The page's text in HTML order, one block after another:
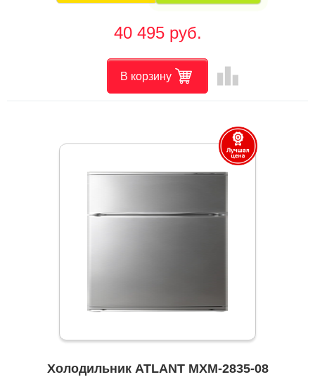
40 495 руб.
В корзину leaderboard
Холодильник ATLANT МХМ-2835-08